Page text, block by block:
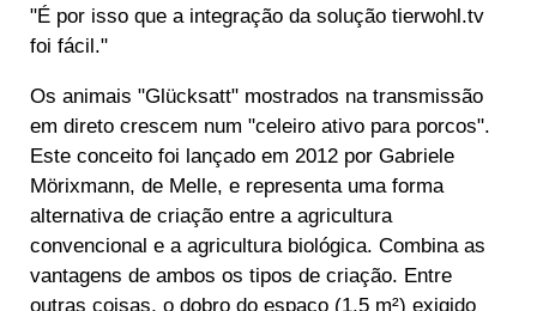
"É por isso que a integração da solução tierwohl.tv
foi fácil."
Os animais "Glücksatt" mostrados na transmissão
em direto crescem num "celeiro ativo para porcos".
Este conceito foi lançado em 2012 por Gabriele
Mörixmann, de Melle, e representa uma forma
alternativa de criação entre a agricultura
convencional e a agricultura biológica. Combina as
vantagens de ambos os tipos de criação. Entre
outras coisas, o dobro do espaço (1,5 m²) exigido